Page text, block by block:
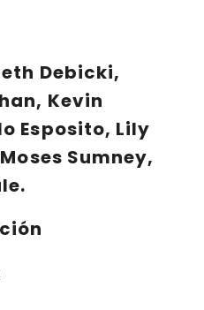
Debicki,
Kevin
Esposito, Lily
Sumney,